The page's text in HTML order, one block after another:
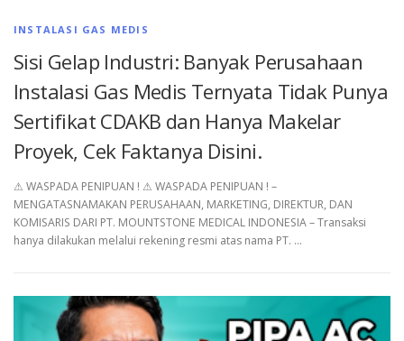
INSTALASI GAS MEDIS
Sisi Gelap Industri: Banyak Perusahaan
Instalasi Gas Medis Ternyata Tidak Punya
Sertifikat CDAKB dan Hanya Makelar
Proyek, Cek Faktanya Disini.
⚠︎ WASPADA PENIPUAN ! ⚠︎ WASPADA PENIPUAN ! –
MENGATASNAMAKAN PERUSAHAAN, MARKETING, DIREKTUR, DAN
KOMISARIS DARI PT. MOUNTSTONE MEDICAL INDONESIA – Transaksi
hanya dilakukan melalui rekening resmi atas nama PT. …